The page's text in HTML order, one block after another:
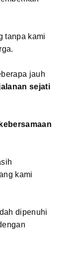
tanpa kami
jauh
sejati
kebersamaan
kami
dipenuhi